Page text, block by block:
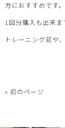
方におすすめです。
1回分購入も出来
トレーニング前や
« 前のページ